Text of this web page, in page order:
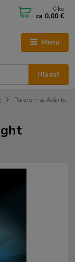
Menu
Hľadať
0 ks
za 0,00 €
Paranormal Activity: